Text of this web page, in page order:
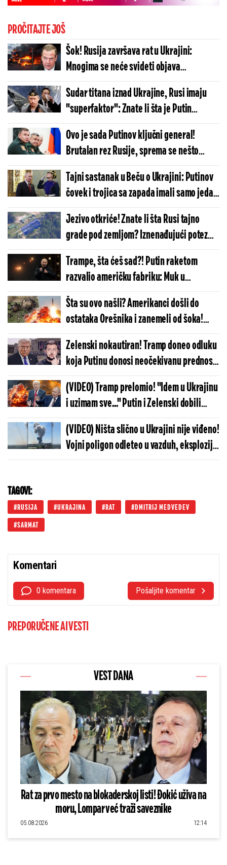
PROČITAJTE JOŠ
Šok! Rusija završava rat u Ukrajini:
Mnogima se neće svideti objava
Medvedeva - drugog načina nema, mora
ovako...
Sudar titana iznad Ukrajine, Rusi imaju
"superfaktor": Znate li šta je Putin
napravio?
Ovo je sada Putinov ključni general!
Brutalan rez Rusije, sprema se nešto
krupno u Ukrajini?
Tajni sastanak u Beču o Ukrajini: Putinov
čovek i trojica sa zapada imali samo jedan
zadatak
Jezivo otkriće! Znate li šta Rusi tajno
grade pod zemljom? Iznenađujući potez
Moskve najavljuje dramatičan scenario
Trampe, šta ćeš sad?! Putin raketom
razvalio američku fabriku: Muk u
Vašingtonu, Rusija jednim potezom
paralisala sve
Šta su ovo našli? Amerikanci došli do
ostataka Orešnika i zanemeli od šoka!
Ruska raketa zaprepastila najveće
stručnjake Vašingtona
Zelenski nokautiran! Tramp doneo odluku
koja Putinu donosi neočekivanu prednost:
U Kijevu muk, dolaze najgora vremena
(VIDEO) Tramp prelomio! "Idem u Ukrajinu
i uzimam sve..." Putin i Zelenski dobili
zastrašujuće vesti - planovi Amerike su
gori nego što su mislili
(VIDEO) Ništa slično u Ukrajini nije viđeno!
Vojni poligon odleteo u vazduh, eksplozije
trajale satima - nešto veoma čudno se
TAGOVI:
RUSIJA UKRAJINA RAT DMITRIJ MEDVEDEV
SARMAT
Komentari
0 komentara Pošaljite komentar
PREPORUČENE AI VESTI
VEST DANA
Rat za prvo mesto na blokaderskoj listi! Đokić uživa na
moru, Lompar već traži saveznike
05.08.2026 12:14